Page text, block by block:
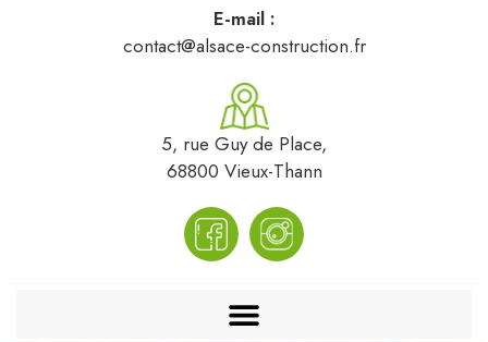
E-mail :
contact@alsace-construction.fr
5, rue Guy de Place,
68800 Vieux-Thann